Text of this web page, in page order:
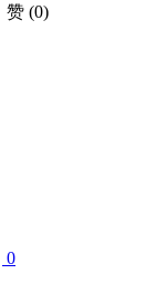
赞 (0)
0